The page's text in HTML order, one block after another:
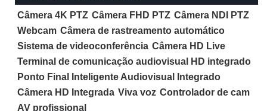
Câmera 4K PTZ Câmera FHD PTZ Câmera NDI PTZ
Webcam Câmera de rastreamento automático
Sistema de videoconferência Câmera HD Live
Terminal de comunicação audiovisual HD integrado
Ponto Final Inteligente Audiovisual Integrado
Câmera HD Integrada Viva voz Controlador de cam
AV profissional